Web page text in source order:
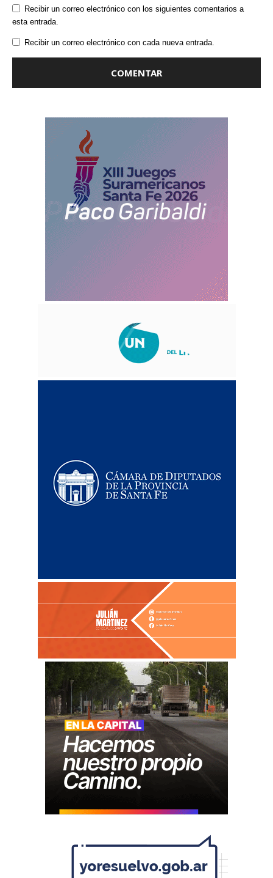
Recibir un correo electrónico con los siguientes comentarios a
esta entrada.
Recibir un correo electrónico con cada nueva entrada.